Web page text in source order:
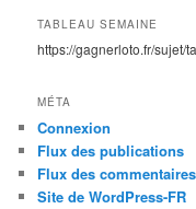
TABLEAU SEMAINE
https://gagnerloto.fr/sujet/
MÉTA
Connexion
Flux des publications
Flux des commentaires
Site de WordPress-FR